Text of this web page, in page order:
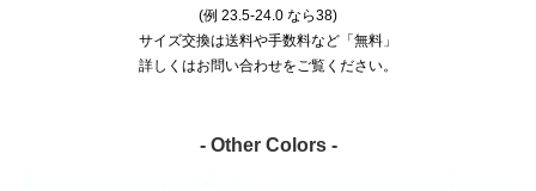
(例 23.5-24.0 なら38)
サイズ交換は送料や手数料など「無料」
詳しくはお問い合わせをご覧ください。
- Other Colors -